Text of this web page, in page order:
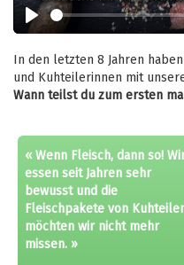
Play
In den letzten 8 Jahren
und Kuhteilerinnen mit
Wann teilst du zum ersten
« Wenn Fleisch, dann so!
essen seit Jahren sehr
bewusst und die
Fleischpakete von
möchten wir nicht mehr
missen. »